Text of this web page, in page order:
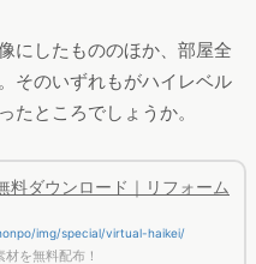
にしたもののほか、部屋全
そのいずれもがハイレベル
たところでしょうか。
料ダウンロード｜リフォーム
img/special/virtual-haikei/
を無料配布！